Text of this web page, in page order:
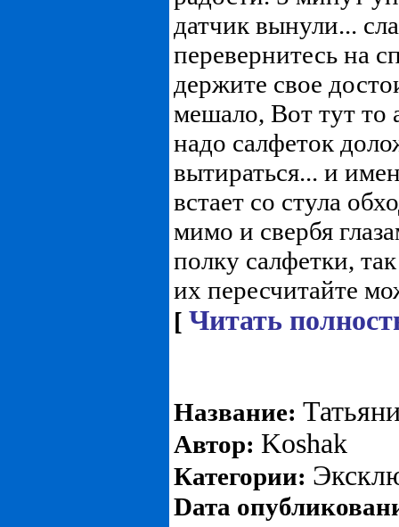
датчик вынули...
перевернитесь на
держите свое
мешало, Вот тут то
надо салфеток
вытираться... и
встает со стула
мимо и свербя
полку салфетки,
их пересчитайте
[ Читать
Название:
Автор: Koshak
Категории:
Dата